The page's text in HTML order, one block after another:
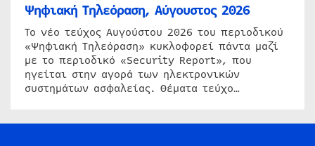
Ψηφιακή Τηλεόραση, Αύγουστος 2026
Το νέο τεύχος Αυγούστου 2026 του περιοδικού
«Ψηφιακή Τηλεόραση» κυκλοφορεί πάντα μαζί
με το περιοδικό «Security Report», που
ηγείται στην αγορά των ηλεκτρονικών
συστημάτων ασφαλείας. Θέματα τεύχο…